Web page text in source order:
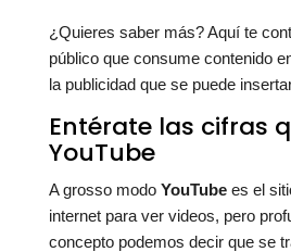
¿Quieres saber más? Aquí te
público que consume contenido
la publicidad que se puede
Entérate las cifras
YouTube
A grosso modo YouTubees el
internet para ver videos, pero
concepto podemos decir que se